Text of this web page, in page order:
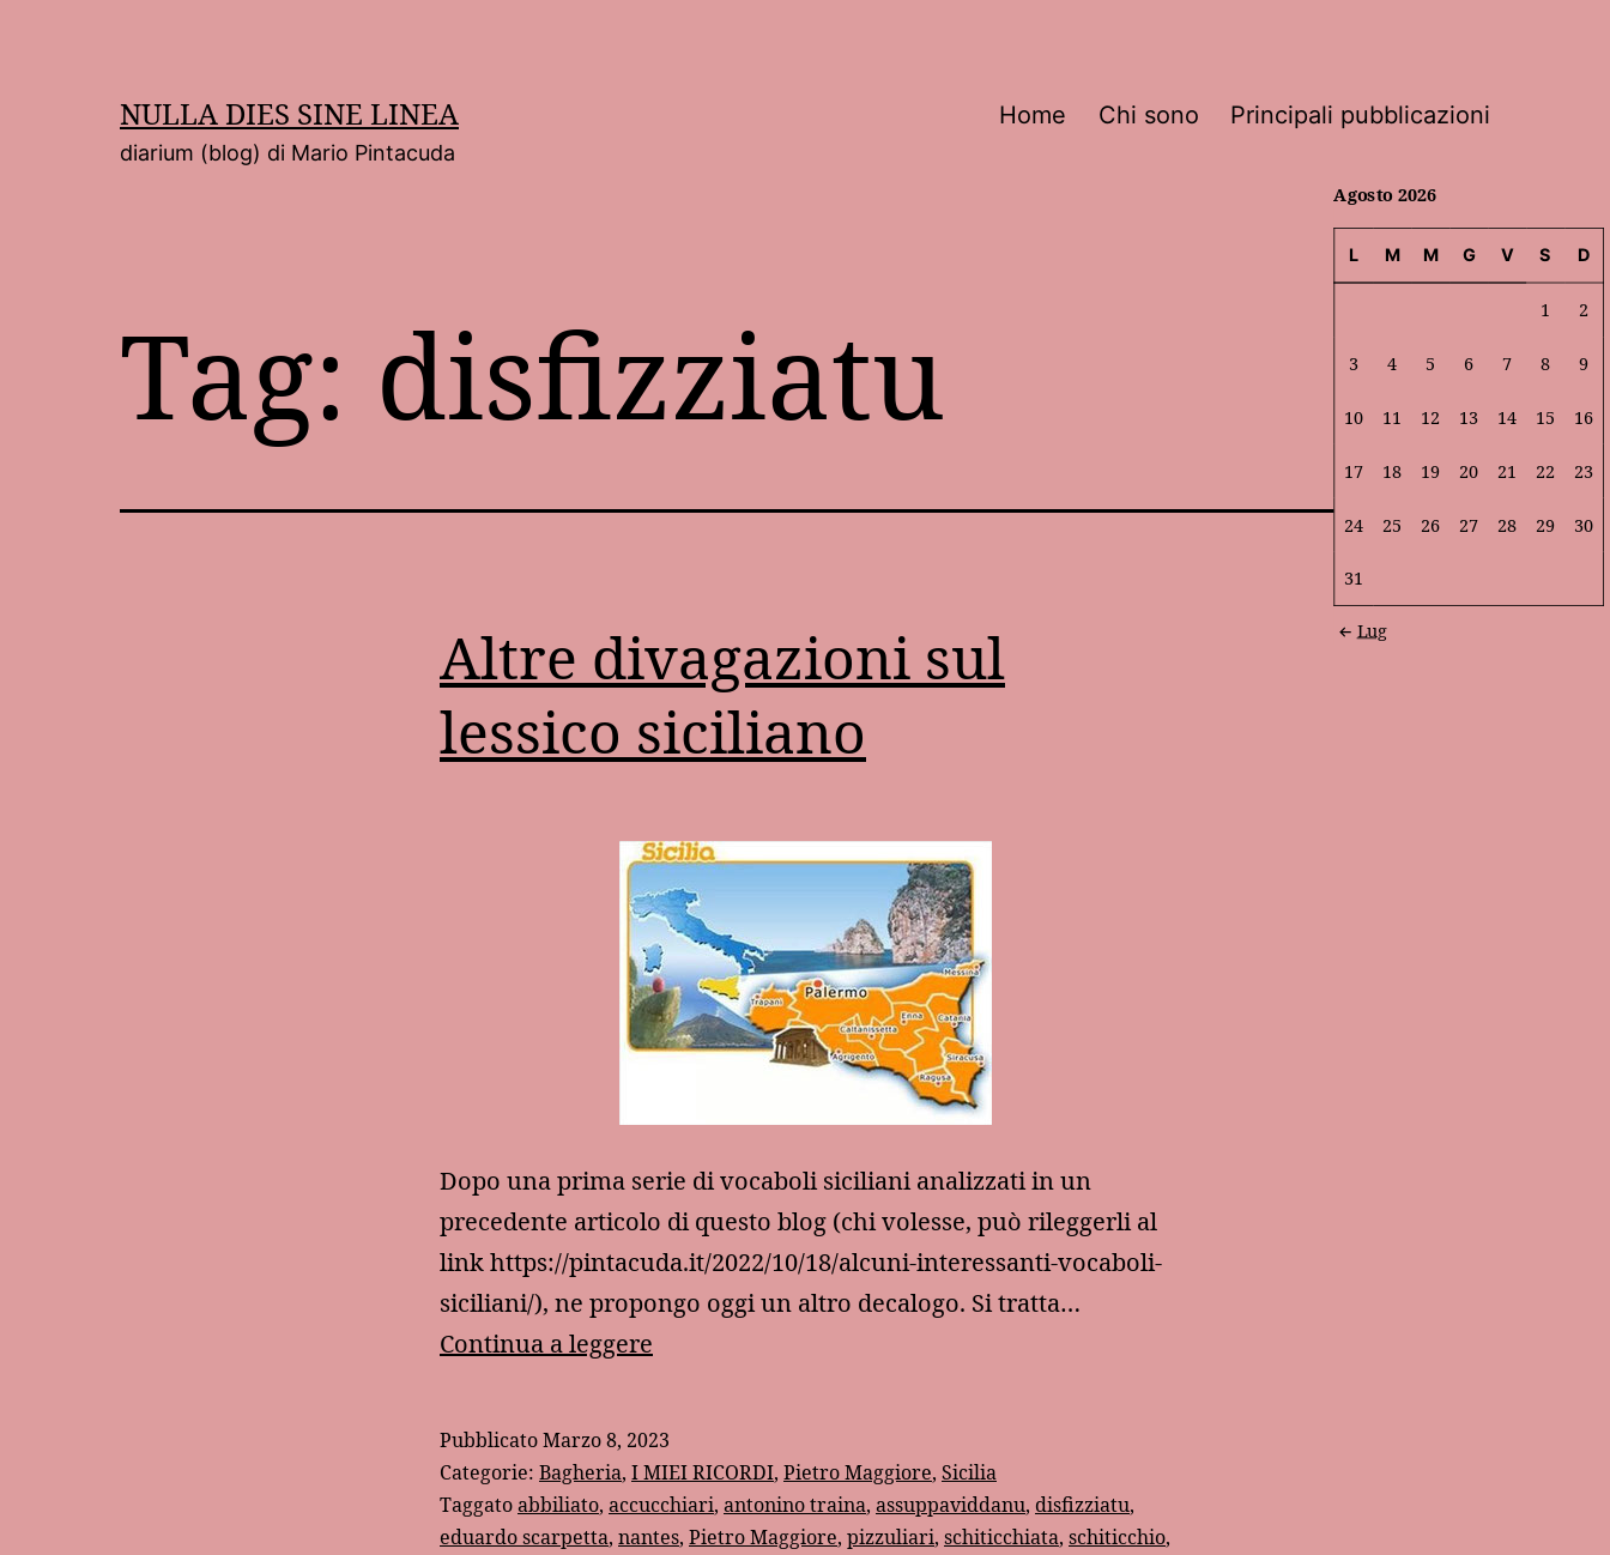
NULLA DIES SINE LINEA
diarium (blog) di Mario Pintacuda
Home Chi sono Principali pubblicazioni
Tag: disfizziatu
Altre divagazioni sul
lessico siciliano
Dopo una prima serie di vocaboli siciliani analizzati in un
precedente articolo di questo blog (chi volesse, può rileggerli al
link https://pintacuda.it/2022/10/18/alcuni-interessanti-vocaboli-
siciliani/), ne propongo oggi un altro decalogo. Si tratta…
Continua a leggere
lessico
siciliano
PubblicatoMarzo 8, 2023
Categorie: Bagheria, I MIEI RICORDI, Pietro Maggiore, Sicilia
Taggatoabbiliato, accucchiari, antonino traina, assuppaviddanu, disfizziatu,
eduardo scarpetta, nantes, Pietro Maggiore, pizzuliari, schiticchiata, schiticchio,
Agosto 2026
L M M G V S D
1 2
3 4 5 6 7 8 9
10 11 12 13 14 15 16
17 18 19 20 21 22 23
24 25 26 27 28 29 30
31
Lug